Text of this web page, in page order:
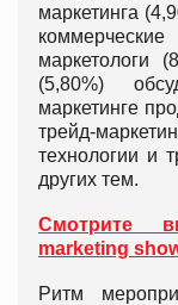
маркетинга
маркетологи
(5,80%)
маркетинге
трейд-
технологии и
других тем.
Смотрите
marketing
Ритм